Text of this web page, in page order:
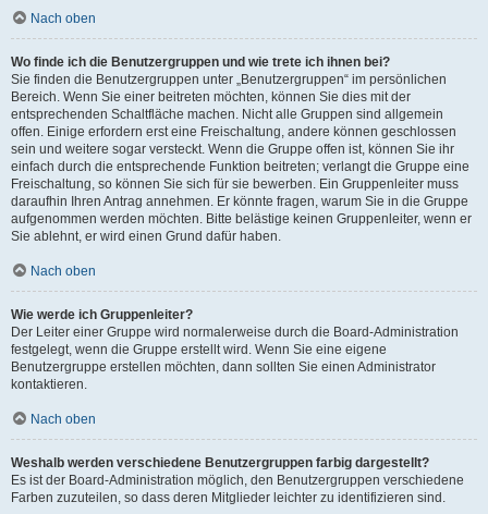
Nach oben
Wo finde ich die Benutzergruppen und wie trete ich ihnen bei?
Sie finden die Benutzergruppen unter „Benutzergruppen“ im persönlichen
Bereich. Wenn Sie einer beitreten möchten, können Sie dies mit der
entsprechenden Schaltfläche machen. Nicht alle Gruppen sind allgemein
offen. Einige erfordern erst eine Freischaltung, andere können geschlossen
sein und weitere sogar versteckt. Wenn die Gruppe offen ist, können Sie ihr
einfach durch die entsprechende Funktion beitreten; verlangt die Gruppe eine
Freischaltung, so können Sie sich für sie bewerben. Ein Gruppenleiter muss
daraufhin Ihren Antrag annehmen. Er könnte fragen, warum Sie in die Gruppe
aufgenommen werden möchten. Bitte belästige keinen Gruppenleiter, wenn er
Sie ablehnt, er wird einen Grund dafür haben.
Nach oben
Wie werde ich Gruppenleiter?
Der Leiter einer Gruppe wird normalerweise durch die Board-Administration
festgelegt, wenn die Gruppe erstellt wird. Wenn Sie eine eigene
Benutzergruppe erstellen möchten, dann sollten Sie einen Administrator
kontaktieren.
Nach oben
Weshalb werden verschiedene Benutzergruppen farbig dargestellt?
Es ist der Board-Administration möglich, den Benutzergruppen verschiedene
Farben zuzuteilen, so dass deren Mitglieder leichter zu identifizieren sind.